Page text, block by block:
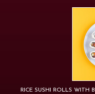
RICE SUSHI ROLLS WITH